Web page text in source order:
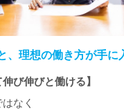
、理想の働き方が手に
び伸びと働ける】
なく